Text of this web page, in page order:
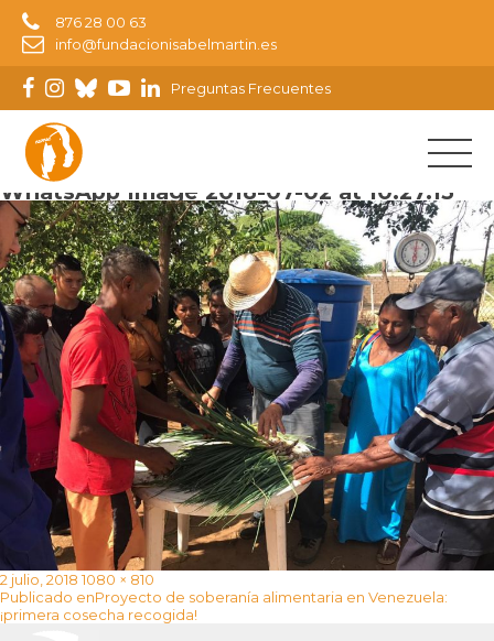
876 28 00 63
info@fundacionisabelmartin.es
Preguntas Frecuentes
Imagen siguiente
WhatsApp Image 2018-07-02 at 10.27.13
Publicado
el
2 julio, 2018 Tamaño
completo
1080 × 810
Navegación
de
entradas
Publicado enProyecto de soberanía alimentaria en Venezuela:
¡primera cosecha recogida!